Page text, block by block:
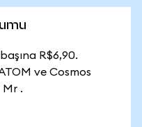
R$6,90.
ve Cosmos
Mr .